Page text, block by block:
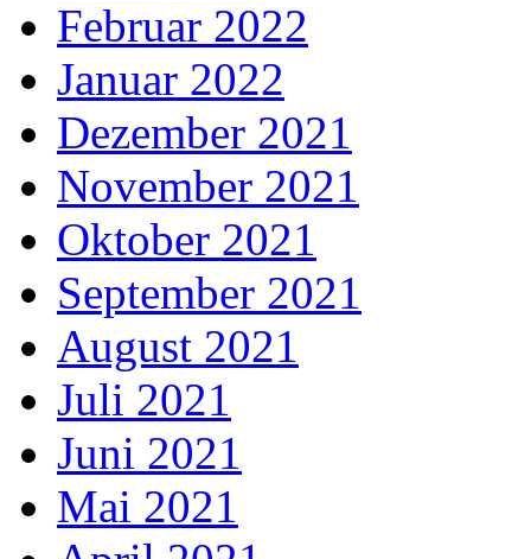
Februar 2022
Januar 2022
Dezember 2021
November 2021
Oktober 2021
September 2021
August 2021
Juli 2021
Juni 2021
Mai 2021